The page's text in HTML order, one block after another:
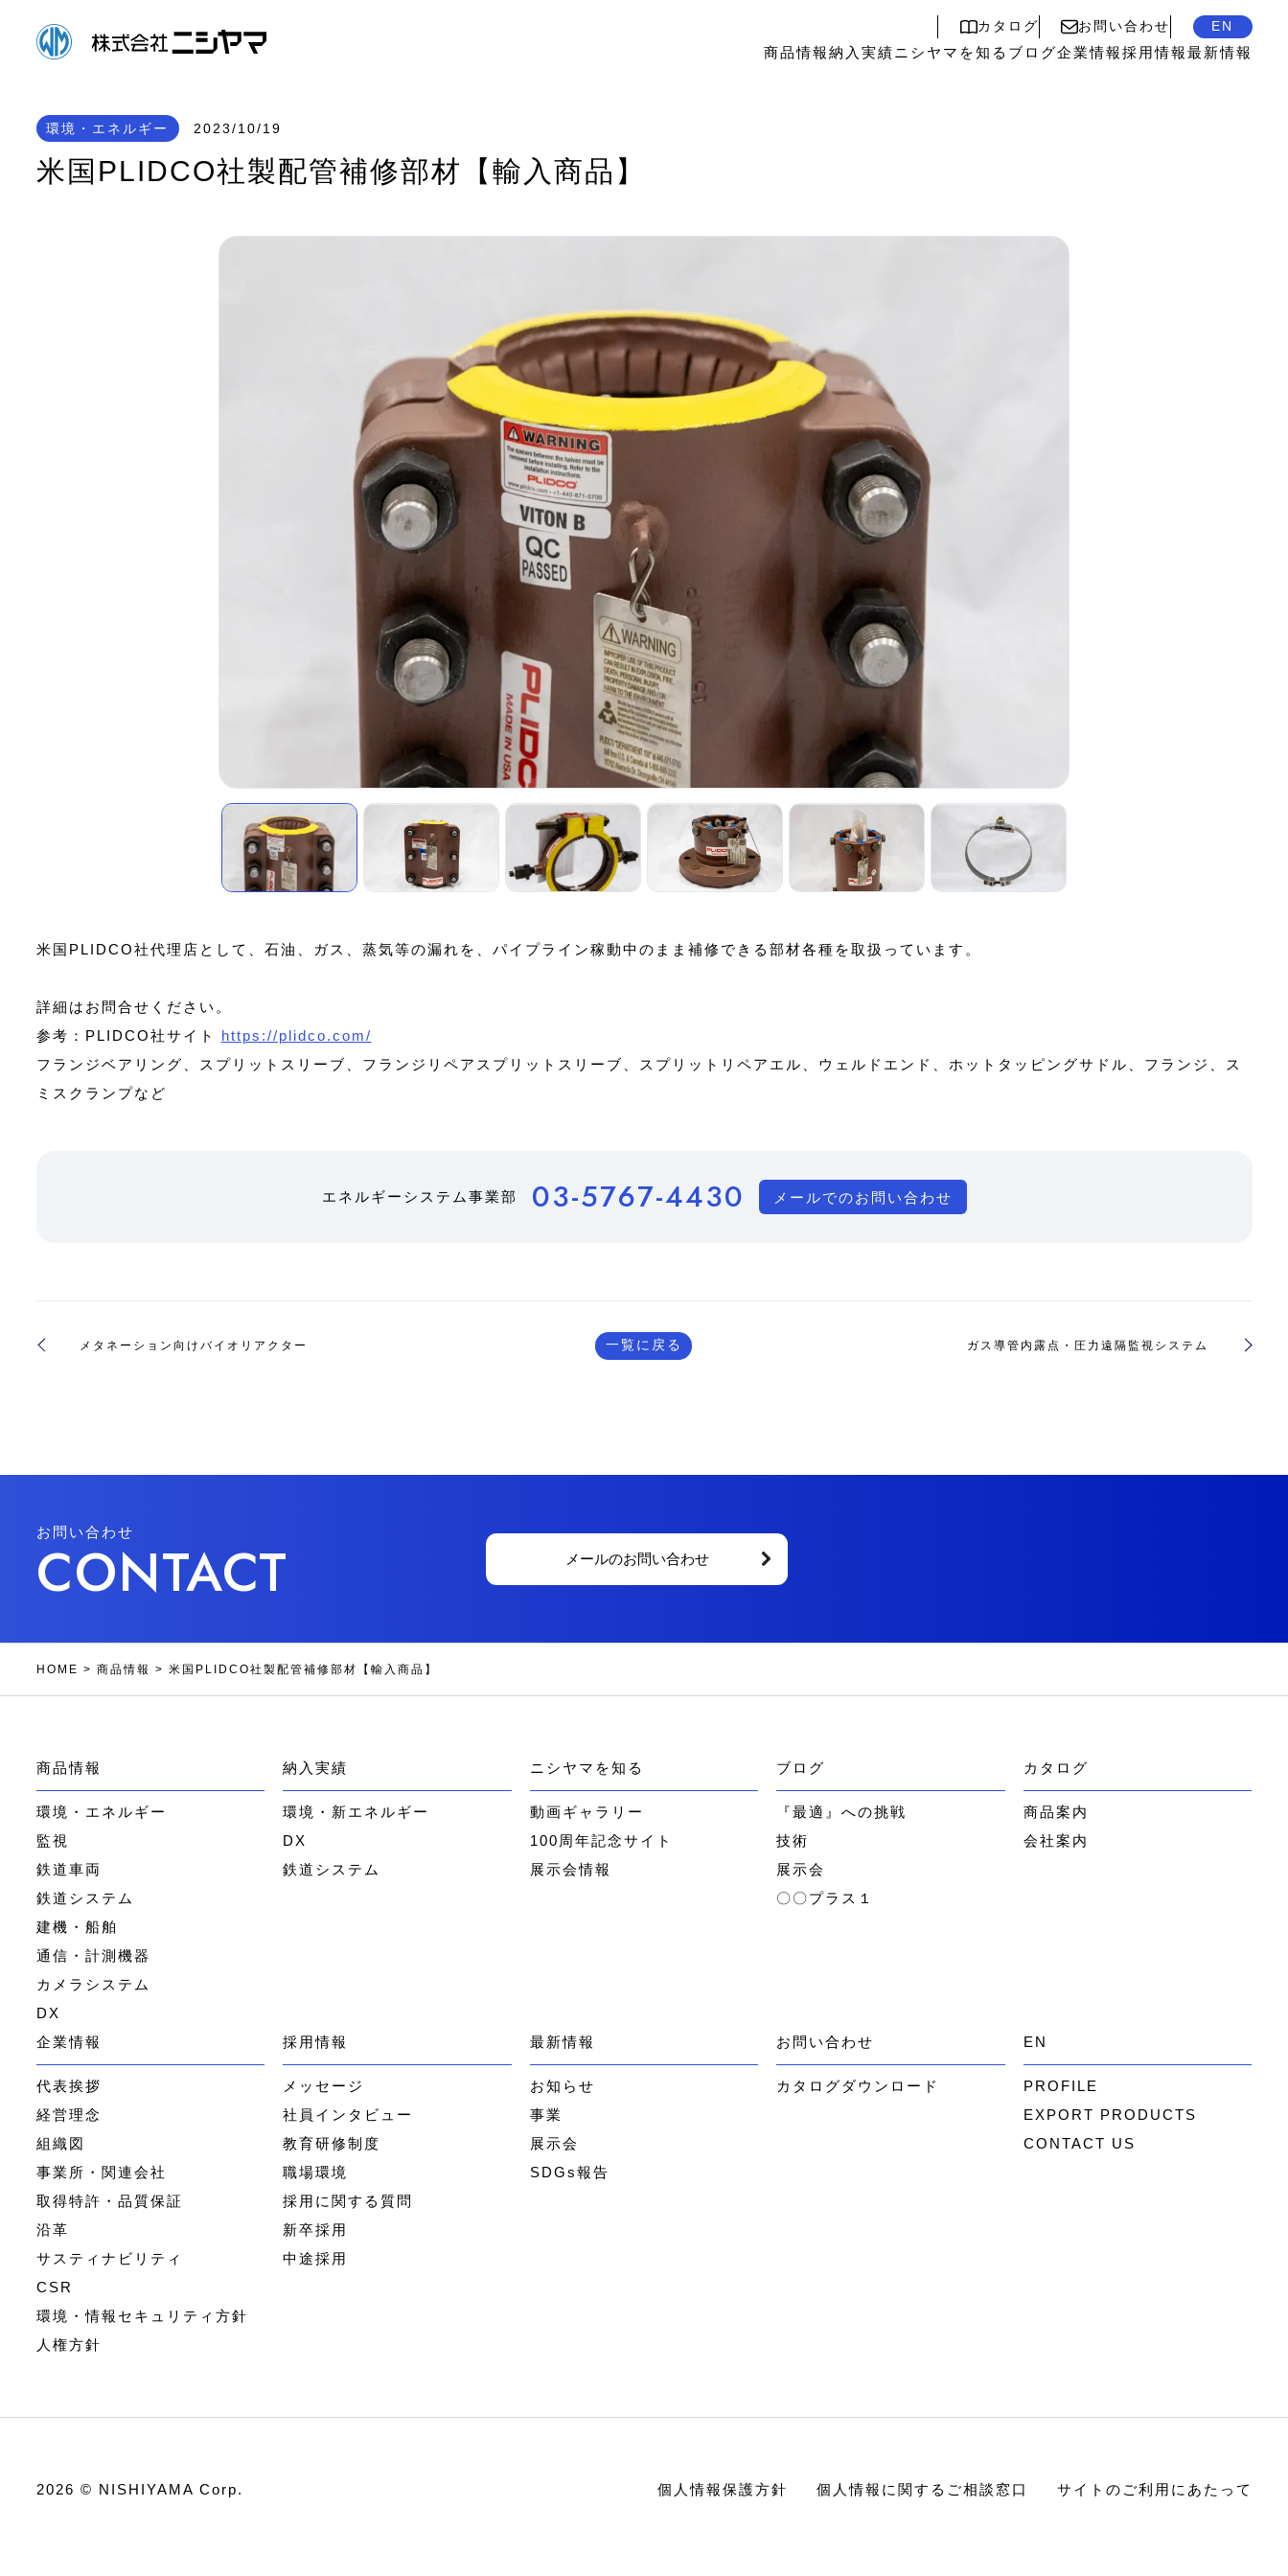
商品情報納入実績ニシヤマを知る ブログ企業情報採用情報最新情報
カタログ お問い合わせ EN
環境・エネルギー 2023/10/19
米国PLIDCO社製配管補修部材【輸入商品】
米国PLIDCO社代理店として、石油、ガス、蒸気等の漏れを、パイプライン稼動中のまま補修できる部材各種を取扱っています。
詳細はお問合せください。
参考：PLIDCO社サイト https://plidco.com/
フランジベアリング、スプリットスリーブ、フランジリペアスプリットスリーブ、スプリットリペアエル、ウェルドエンド、ホットタッピングサドル、フランジ、ス
ミスクランプなど
エネルギーシステム事業部 03-5767-4430 メールでのお問い合わせ
メタネーション向けバイオリアクター 一覧に戻る ガス導管内露点・圧力遠隔監視システム
お問い合わせ
CONTACT メールのお問い合わせ
HOME > 商品情報 > 米国PLIDCO社製配管補修部材【輸入商品】
商品情報
環境・エネルギー
監視
鉄道車両
鉄道システム
建機・船舶
通信・計測機器
カメラシステム
DX
納入実績
環境・新エネルギー
DX
鉄道システム
ニシヤマを知る
動画ギャラリー
100周年記念サイト
展示会情報
ブログ
『最適』への挑戦
技術
展示会
〇〇プラス１
カタログ
商品案内
会社案内
企業情報
代表挨拶
経営理念
組織図
事業所・関連会社
取得特許・品質保証
沿革
サスティナビリティ
CSR
環境・情報セキュリティ方針
人権方針
採用情報
メッセージ
社員インタビュー
教育研修制度
職場環境
採用に関する質問
新卒採用
中途採用
最新情報
お知らせ
事業
展示会
SDGs報告
お問い合わせ
カタログダウンロード
EN
PROFILE
EXPORT PRODUCTS
CONTACT US
個人情報保護方針 個人情報に関するご相談窓口 サイトのご利用にあたって
2026 © NISHIYAMA Corp.